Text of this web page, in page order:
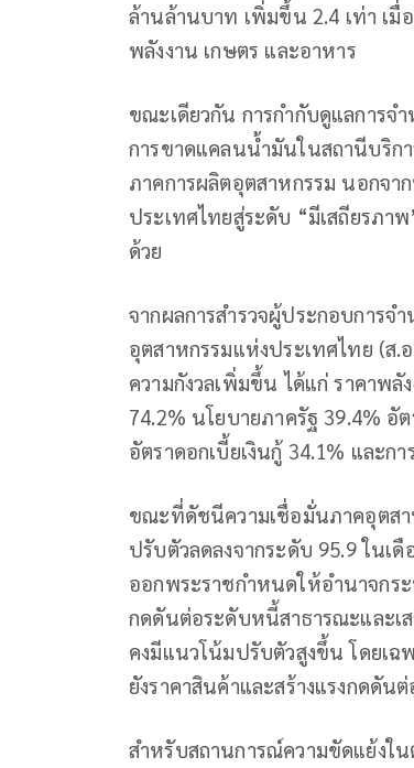
ล้านล้านบาท เพิ่มขึ้น 2.4 เท่า เมื่
พลังงาน เกษตร และอาหาร
ขณะเดียวกัน การกำกับดูแลการ
การขาดแคลนน้ำมันในสถานีบริก
ภาคการผลิตอุตสาหกรรม นอกจา
ประเทศไทยสู่ระดับ “มีเสถียรภา
ด้วย
จากผลการสำรวจผู้ประกอบการจ
อุตสาหกรรมแห่งประเทศไทย (ส
ความกังวลเพิ่มขึ้น ได้แก่ ราคาพลั
74.2% นโยบายภาครัฐ 39.4% อั
อัตราดอกเบี้ยเงินกู้ 34.1% และก
ขณะที่ดัชนีความเชื่อมั่นภาคอุตสา
ปรับตัวลดลงจากระดับ 95.9 ในเ
ออกพระราชกำหนดให้อำนาจกระ
กดดันต่อระดับหนี้สาธารณะและเ
คงมีแนวโน้มปรับตัวสูงขึ้น โดยเฉ
ยังราคาสินค้าและสร้างแรงกดดัน
สำหรับสถานการณ์ความขัดแย้งใ